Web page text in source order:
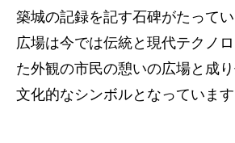
築城の記録を記す石碑がたって
広場は今では伝統と現代テクノ
た外観の市民の憩いの広場と成
文化的なシンボルとなっています